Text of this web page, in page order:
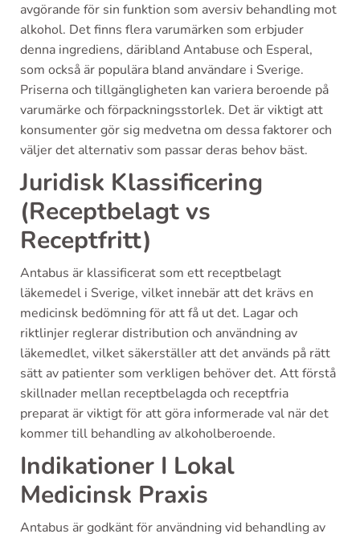
avgörande för sin funktion som aversiv behandling mot
alkohol. Det finns flera varumärken som erbjuder
denna ingrediens, däribland Antabuse och Esperal,
som också är populära bland användare i Sverige.
Priserna och tillgängligheten kan variera beroende på
varumärke och förpackningsstorlek. Det är viktigt att
konsumenter gör sig medvetna om dessa faktorer och
väljer det alternativ som passar deras behov bäst.
Juridisk Klassificering
(Receptbelagt vs
Receptfritt)
Antabus är klassificerat som ett receptbelagt
läkemedel i Sverige, vilket innebär att det krävs en
medicinsk bedömning för att få ut det. Lagar och
riktlinjer reglerar distribution och användning av
läkemedlet, vilket säkerställer att det används på rätt
sätt av patienter som verkligen behöver det. Att förstå
skillnader mellan receptbelagda och receptfria
preparat är viktigt för att göra informerade val när det
kommer till behandling av alkoholberoende.
Indikationer I Lokal
Medicinsk Praxis
Antabus är godkänt för användning vid behandling av